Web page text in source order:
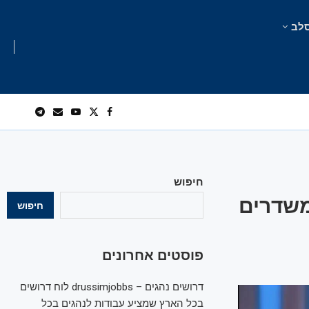
חיפוש
חיפוש
פוסטים אחרונים
דרושים נהגים – drussimjobbs לוח דרושים
בכל הארץ שמציע עבודות לנהגים בכל